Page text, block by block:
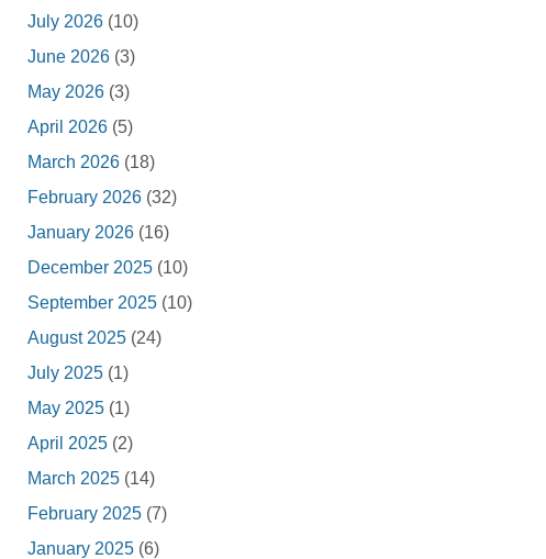
July 2026 (10)
June 2026 (3)
May 2026 (3)
April 2026 (5)
March 2026 (18)
February 2026 (32)
January 2026 (16)
December 2025 (10)
September 2025 (10)
August 2025 (24)
July 2025 (1)
May 2025 (1)
April 2025 (2)
March 2025 (14)
February 2025 (7)
January 2025 (6)